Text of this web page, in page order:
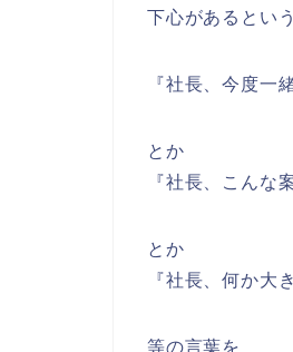
下心があるとい
『社長、今度一
とか
『社長、こんな
とか
『社長、何か大
等の言葉を